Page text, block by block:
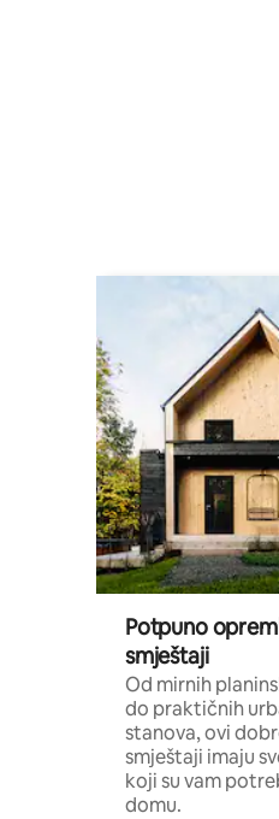
Potpuno
smještaji
Od mirnih
do praktičnih
stanova, ovi
smještaji imaju
koji su vam
domu.